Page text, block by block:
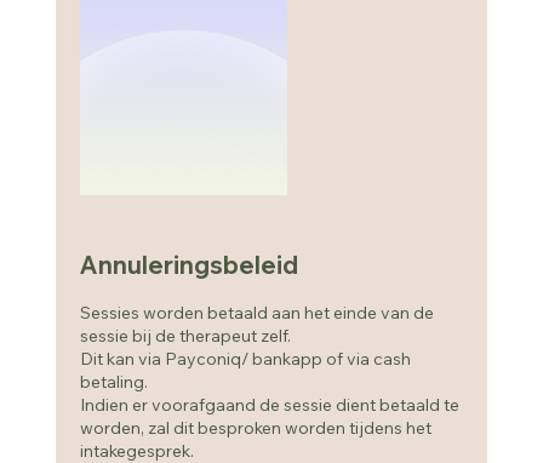
Annuleringsbeleid
Sessies worden betaald aan het einde van de
sessie bij de therapeut zelf.
Dit kan via Payconiq/ bankapp of via cash
betaling.
Indien er voorafgaand de sessie dient betaald te
worden, zal dit besproken worden tijdens het
intakegesprek.